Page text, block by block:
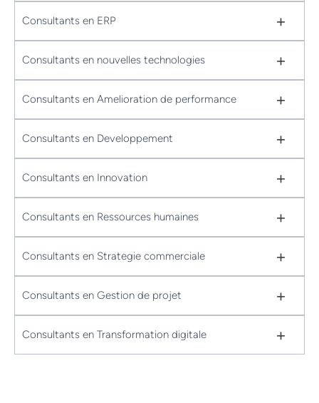
Consultants en ERP +
Consultants en nouvelles technologies +
Consultants en Amelioration de performance +
Consultants en Developpement +
Consultants en Innovation +
Consultants en Ressources humaines +
Consultants en Strategie commerciale +
Consultants en Gestion de projet +
Consultants en Transformation digitale +